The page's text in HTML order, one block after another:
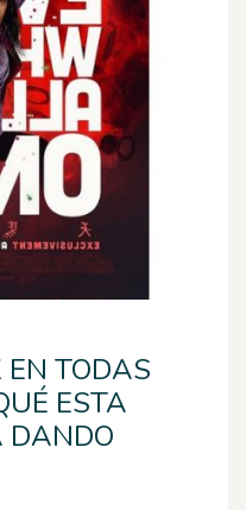
TODAS
ESTA
DANDO